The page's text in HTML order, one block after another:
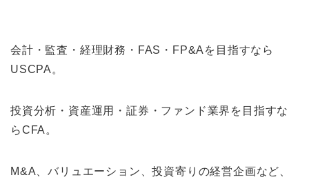
会計・監査・経理財務・FAS・FP&Aを目指すなら
USCPA。
投資分析・資産運用・証券・ファンド業界を目指すな
らCFA。
M&A、バリュエーション、投資寄りの経営企画など、